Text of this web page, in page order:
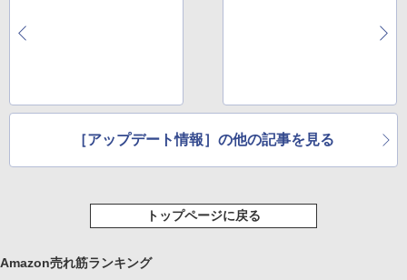
［アップデート情報］の他の記事を見る
トップページに戻る
Amazon売れ筋ランキング